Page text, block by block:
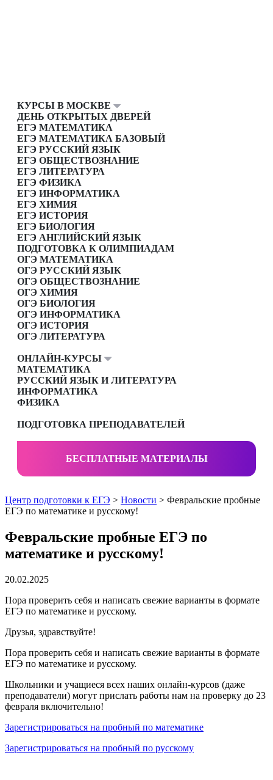
КУРСЫ В МОСКВЕ
ДЕНЬ ОТКРЫТЫХ ДВЕРЕЙ
ЕГЭ МАТЕМАТИКА
ЕГЭ МАТЕМАТИКА БАЗОВЫЙ
ЕГЭ РУССКИЙ ЯЗЫК
ЕГЭ ОБЩЕСТВОЗНАНИЕ
ЕГЭ ЛИТЕРАТУРА
ЕГЭ ФИЗИКА
ЕГЭ ИНФОРМАТИКА
ЕГЭ ХИМИЯ
ЕГЭ ИСТОРИЯ
ЕГЭ БИОЛОГИЯ
ЕГЭ АНГЛИЙСКИЙ ЯЗЫК
ПОДГОТОВКА К ОЛИМПИАДАМ
ОГЭ МАТЕМАТИКА
ОГЭ РУССКИЙ ЯЗЫК
ОГЭ ОБЩЕСТВОЗНАНИЕ
ОГЭ ХИМИЯ
ОГЭ БИОЛОГИЯ
ОГЭ ИНФОРМАТИКА
ОГЭ ИСТОРИЯ
ОГЭ ЛИТЕРАТУРА
ОНЛАЙН-КУРСЫ
МАТЕМАТИКА
РУССКИЙ ЯЗЫК И ЛИТЕРАТУРА
ИНФОРМАТИКА
ФИЗИКА
ПОДГОТОВКА ПРЕПОДАВАТЕЛЕЙ
БЕСПЛАТНЫЕ МАТЕРИАЛЫ
Центр подготовки к ЕГЭ > Новости > Февральские пробные
ЕГЭ по математике и русскому!
Февральские пробные ЕГЭ по
математике и русскому!
20.02.2025
Пора проверить себя и написать свежие варианты в формате
ЕГЭ по математике и русскому.
Друзья, здравствуйте!
Пора проверить себя и написать свежие варианты в формате
ЕГЭ по математике и русскому.
Школьники и учащиеся всех наших онлайн-курсов (даже
преподаватели) могут прислать работы нам на проверку до 23
февраля включительно!
Зарегистрироваться на пробный по математике
Зарегистрироваться на пробный по русскому